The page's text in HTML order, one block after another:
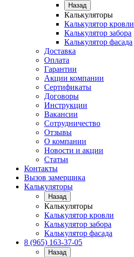
Назад
Калькуляторы
Калькулятор кровли
Калькулятор забора
Калькулятор фасада
Доставка
Оплата
Гарантии
Акции компании
Сертификаты
Договоры
Инструкции
Вакансии
Сотрудничество
Отзывы
О компании
Новости и акции
Статьи
Контакты
Вызов замерщика
Калькуляторы
Назад
Калькуляторы
Калькулятор кровли
Калькулятор забора
Калькулятор фасада
8 (965) 163-37-05
Назад